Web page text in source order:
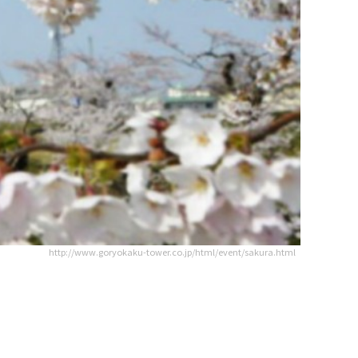
http://www.goryokaku-tower.co.jp/html/event/sakura.html